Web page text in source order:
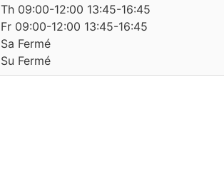
Th 09:00-12:00 13:45-16:45
Fr 09:00-12:00 13:45-16:45
Sa Fermé
Su Fermé